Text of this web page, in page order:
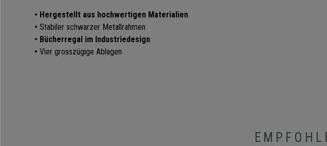
• Hergestellt aus hochwertigen Materialien
• Stabiler schwarzer Metallrahmen
• Bücherregal im Industriedesign
• Vier grosszügige Ablagen